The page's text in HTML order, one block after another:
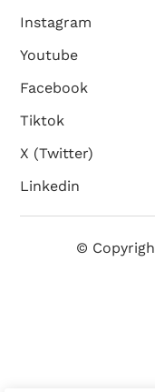
Instagram
Youtube
Facebook
Tiktok
X (Twitter)
Linkedin
©